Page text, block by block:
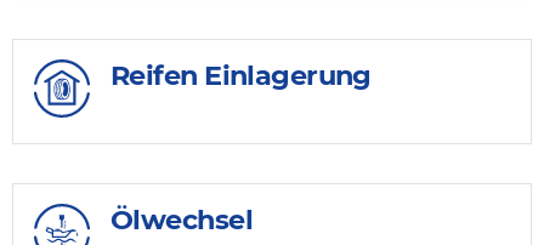
Reifen Einlagerung
Ölwechsel